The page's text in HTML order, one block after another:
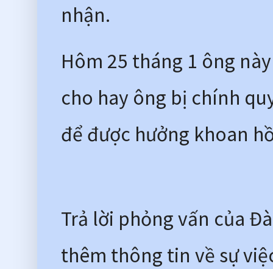
nhận.
Hôm 25 tháng 1 ông
cho hay ông bị chính
để được hưởng khoan
Trả lời phỏng vấn của
thêm thông tin về sự